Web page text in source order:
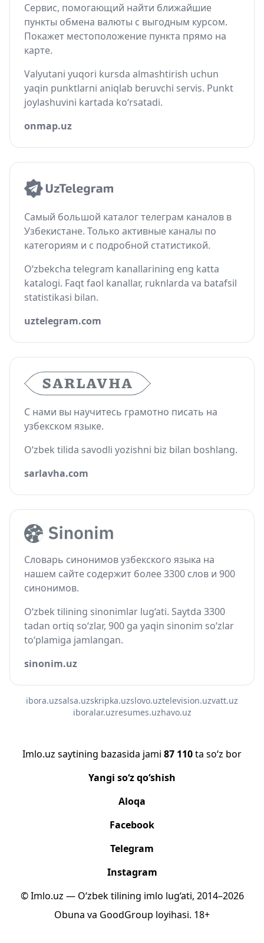
Сервис, помогающий найти ближайшие
пункты обмена валюты с выгодным курсом.
Покажет местоположение пункта прямо на
карте.
Valyutani yuqori kursda almashtirish uchun
yaqin punktlarni aniqlab beruvchi servis. Punkt
joylashuvini kartada ko‘rsatadi.
onmap.uz
Самый большой каталог телеграм каналов в
Узбекистане. Только активные каналы по
категориям и с подробной статистикой.
O‘zbekcha telegram kanallarining eng katta
katalogi. Faqt faol kanallar, ruknlarda va batafsil
statistikasi bilan.
uztelegram.com
С нами вы научитесь грамотно писать на
узбекском языке.
O‘zbek tilida savodli yozishni biz bilan boshlang.
sarlavha.com
Словарь синонимов узбекского языка на
нашем сайте содержит более 3300 слов и 900
синонимов.
O‘zbek tilining sinonimlar lug‘ati. Saytda 3300
tadan ortiq so‘zlar, 900 ga yaqin sinonim so‘zlar
to‘plamiga jamlangan.
sinonim.uz
ibora.uzsalsa.uzskripka.uzslovo.uztelevision.uzvatt.uz
iboralar.uzresumes.uzhavo.uz
Imlo.uz saytining bazasida jami 87 110ta so‘z bor
Yangi so‘z qo‘shish
Aloqa
Facebook
Telegram
Instagram
© Imlo.uz — O‘zbek tilining imlo lug‘ati, 2014–2026
Obuna va GoodGroup loyihasi. 18+